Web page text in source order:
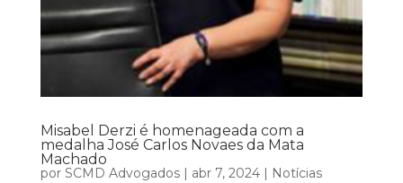
Misabel Derzi é homenageada com a
medalha José Carlos Novaes da Mata
Machado
por SCMD Advogados| abr 7, 2024| Notícias